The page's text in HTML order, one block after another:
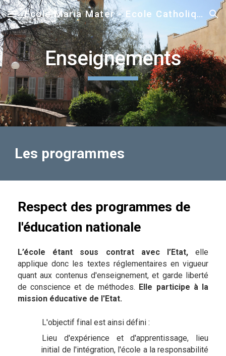
Skip to main content Skip to navigation
Ecole Maria Mater - Ecole Catholique sous contrat - Ecole de Foyer de Charité
Enseignements
Les programmes
Respect des programmes de
l'éducation nationale
L’école étant sous contrat avec l’Etat, elle
applique donc les textes réglementaires en vigueur
quant aux contenus d'enseignement, et garde liberté
de conscience et de méthodes. Elle participe à la
mission éducative de l'Etat.
L'objectif final est ainsi défini :
Lieu d'expérience et d'apprentissage, lieu
initial de l'intégration, l'école a la responsabilité